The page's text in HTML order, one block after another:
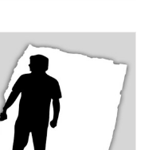
de
o
no
voy?